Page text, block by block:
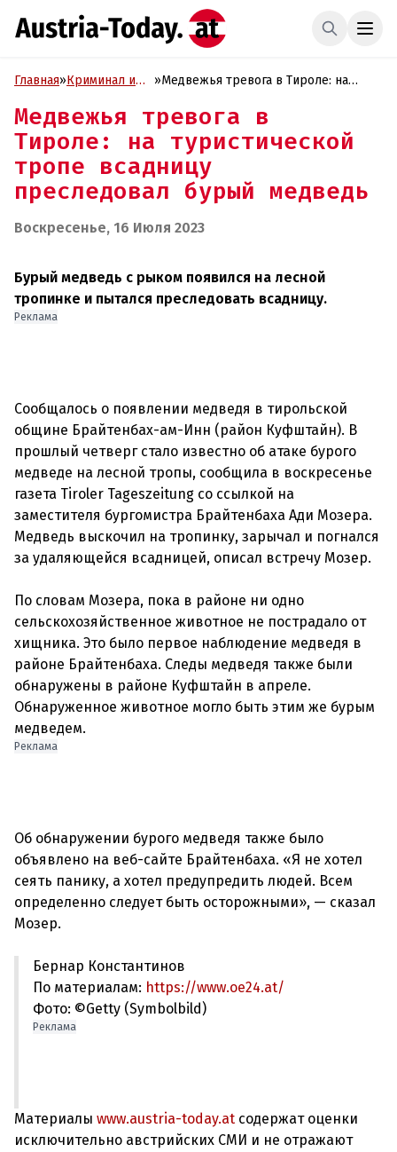
Главная»Криминал и
»Медвежья тревога в Тироле: на
преследовал бурый медведь
Медвежья тревога в
Тироле: на туристической
тропе всадницу
преследовал бурый медведь
Воскресенье, 16 Июля 2023
Бурый медведь с рыком появился на лесной
тропинке и пытался преследовать всадницу.
Реклама
Сообщалось о появлении медведя в тирольской
общине Брайтенбах-ам-Инн (район Куфштайн). В
прошлый четверг стало известно об атаке бурого
медведе на лесной тропы, сообщила в воскресенье
газета Tiroler Tageszeitung со ссылкой на
заместителя бургомистра Брайтенбаха Ади Мозера.
Медведь выскочил на тропинку, зарычал и погнался
за удаляющейся всадницей, описал встречу Мозер.
По словам Мозера, пока в районе ни одно
сельскохозяйственное животное не пострадало от
хищника. Это было первое наблюдение медведя в
районе Брайтенбаха. Следы медведя также были
обнаружены в районе Куфштайн в апреле.
Обнаруженное животное могло быть этим же бурым
Реклама
Об обнаружении бурого медведя также было
объявлено на веб-сайте Брайтенбаха. «Я не хотел
сеять панику, а хотел предупредить людей. Всем
определенно следует быть осторожными», — сказал
Бернар Константинов
По материалам: https://www.oe24.at/
Фото: ©Getty (Symbolbild)
Реклама
Материалы www.austria-today.at содержат оценки
исключительно австрийских СМИ и не отражают